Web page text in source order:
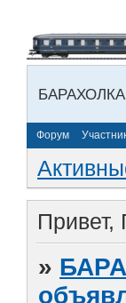
Форум
Привет,
»